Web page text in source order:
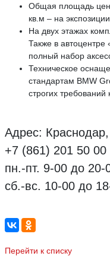
Общая площадь
кв.м – на
На двух этажах
Также в
полный набор
Техническое
стандартам BMW
строгих требований
Адрес:
+7 (861) 201 50 00
пн.-пт. 9-00 до 20-
сб.-вс. 10-00 до
Перейти к списку